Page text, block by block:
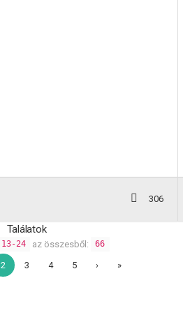
306
Találatok
13-24 az összesből: 66
2 3 4 5 › »